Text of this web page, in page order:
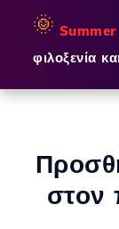
🌞
φιλοξενία
στον